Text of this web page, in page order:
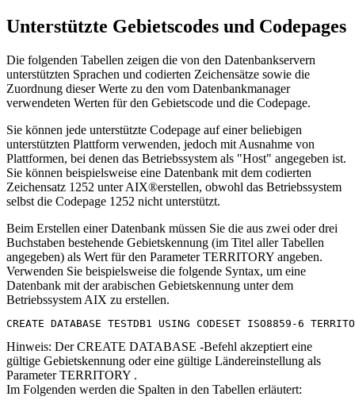
Unterstützte Gebietscodes und Codepages
Die folgenden Tabellen zeigen die von den Datenbankservern
unterstützten Sprachen und codierten Zeichensätze sowie die
Zuordnung dieser Werte zu den vom Datenbankmanager
verwendeten Werten für den Gebietscode und die Codepage.
Sie können jede unterstützte Codepage auf einer beliebigen
unterstützten Plattform verwenden, jedoch mit Ausnahme von
Plattformen, bei denen das Betriebssystem als "Host" angegeben ist.
Sie können beispielsweise eine Datenbank mit dem codierten
Zeichensatz 1252 unter AIX®erstellen, obwohl das Betriebssystem
selbst die Codepage 1252 nicht unterstützt.
Beim Erstellen einer Datenbank müssen Sie die aus zwei oder drei
Buchstaben bestehende Gebietskennung (im Titel aller Tabellen
angegeben) als Wert für den ParameterTERRITORY angeben.
Verwenden Sie beispielsweise die folgende Syntax, um eine
Datenbank mit der arabischen Gebietskennung unter dem
Betriebssystem AIX zu erstellen.
CREATE DATABASE TESTDB1 USING CODESET ISO8859-6
Hinweis: DerCREATE DATABASE -Befehl akzeptiert eine
gültige Gebietskennung oder eine gültige Ländereinstellung als
ParameterTERRITORY .
Im Folgenden werden die Spalten in den Tabellen erläutert: